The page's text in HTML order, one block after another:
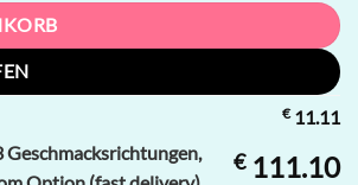
€11.11
€111.10